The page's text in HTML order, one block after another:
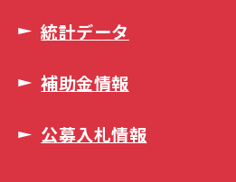
統計データ
補助金情報
公募入札情報